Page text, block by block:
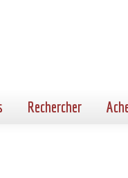
Rechercher